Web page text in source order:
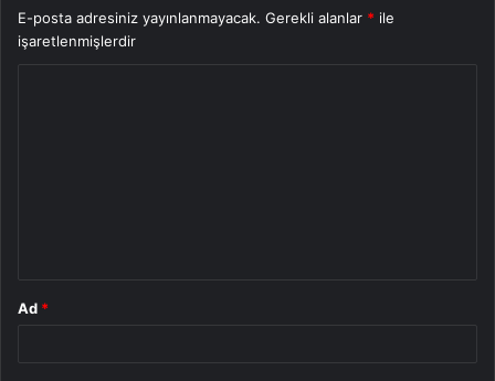
E-posta adresiniz yayınlanmayacak. Gerekli alanlar * ile
işaretlenmişlerdir
Ad *